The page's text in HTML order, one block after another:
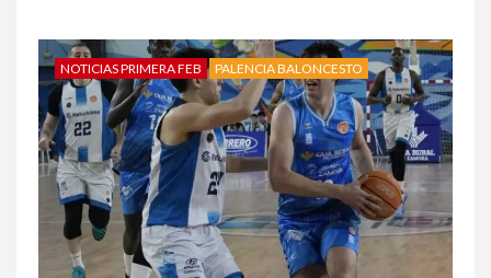
NOTICIAS PRIMERA FEB PALENCIA BALONCESTO